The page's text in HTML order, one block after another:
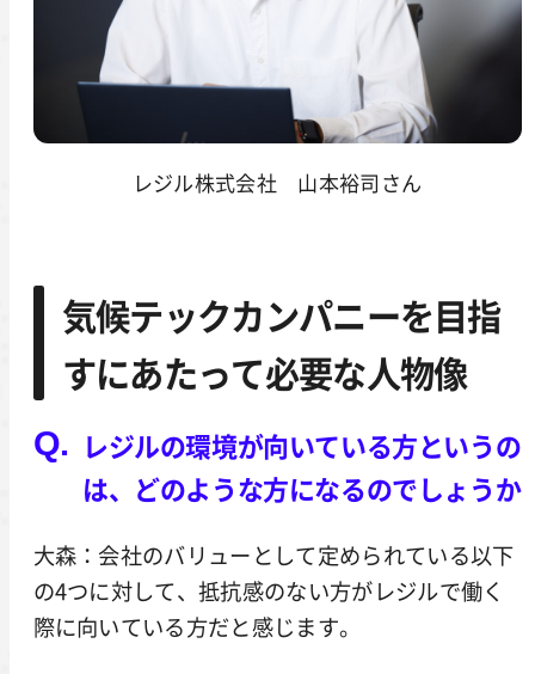
レジル株式会社 山本裕司さん
気候テックカンパニーを目指
すにあたって必要な人物像
レジルの環境が向いている方というの
は、どのような方になるのでしょうか
大森：会社のバリューとして定められている以下
の4つに対して、抵抗感のない方がレジルで働く
際に向いている方だと感じます。